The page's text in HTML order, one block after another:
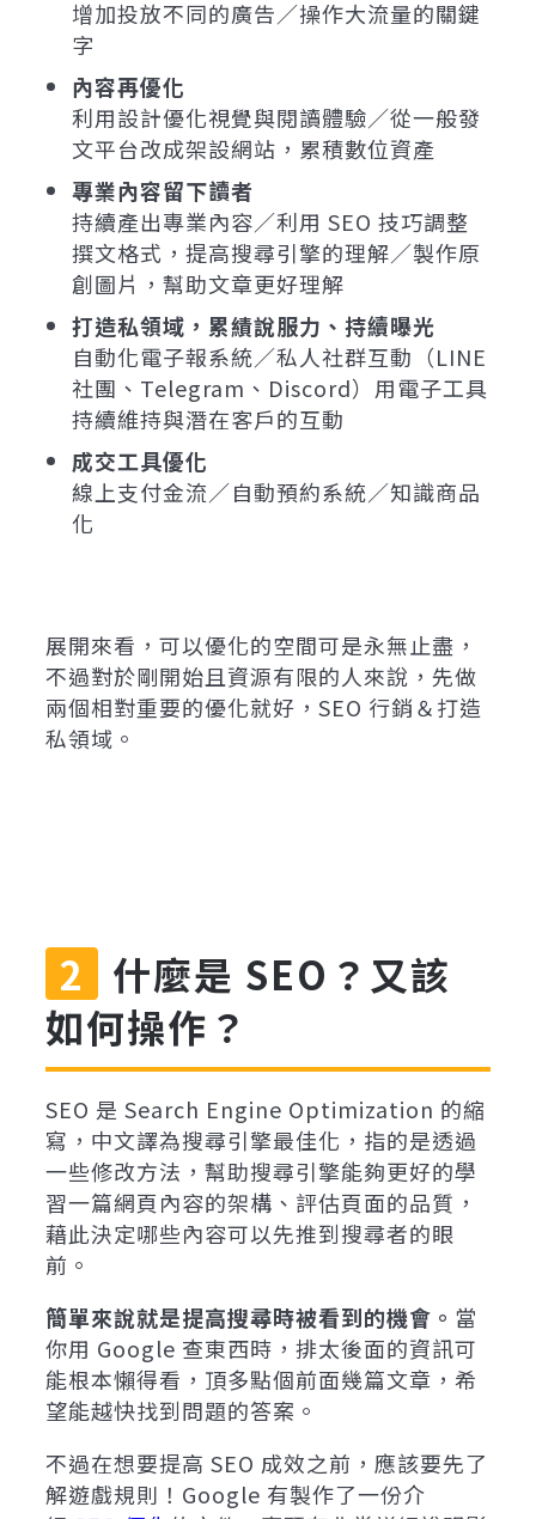
增加投放不同的廣告／操作大流量的關鍵
字
內容再優化
利用設計優化視覺與閱讀體驗／從一般發
文平台改成架設網站，累積數位資產
專業內容留下讀者
持續產出專業內容／利用 SEO 技巧調整
撰文格式，提高搜尋引擎的理解／製作原
創圖片，幫助文章更好理解
打造私領域，累績說服力、持續曝光
自動化電子報系統／私人社群互動（LINE
社團、Telegram、Discord）用電子工具
持續維持與潛在客戶的互動
成交工具優化
線上支付金流／自動預約系統／知識商品
化
展開來看，可以優化的空間可是永無止盡，
不過對於剛開始且資源有限的人來說，先做
兩個相對重要的優化就好，SEO 行銷＆打造
私領域。
什麼是 SEO？又該
如何操作？
SEO 是 Search Engine Optimization 的縮
寫，中文譯為搜尋引擎最佳化，指的是透過
一些修改方法，幫助搜尋引擎能夠更好的學
習一篇網頁內容的架構、評估頁面的品質，
藉此決定哪些內容可以先推到搜尋者的眼
前。
簡單來說就是提高搜尋時被看到的機會。 當
你用 Google 查東西時，排太後面的資訊可
能根本懶得看，頂多點個前面幾篇文章，希
望能越快找到問題的答案。
不過在想要提高 SEO 成效之前，應該要先了
解遊戲規則！Google 有製作了一份介